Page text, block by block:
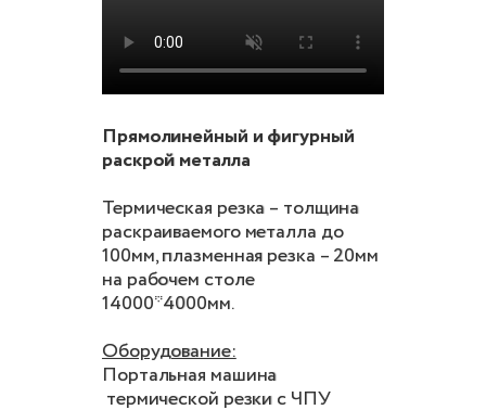
Прямолинейный и фигурный
раскрой металла
Термическая резка – толщина
раскраиваемого металла до
100мм, плазменная резка – 20мм
на рабочем столе
14000*4000мм.
Оборудование:
Портальная машина
термической резки с ЧПУ